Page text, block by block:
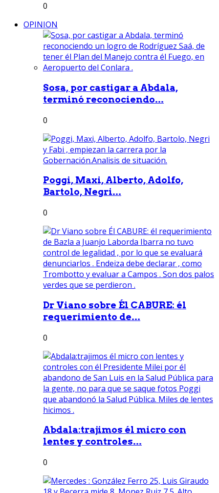
0
OPINION
Sosa, por castigar a Abdala,
terminó reconociendo...
0
Poggi, Maxi, Alberto, Adolfo,
Bartolo, Negri...
0
Dr Viano sobre Él CABURE: él
requerimiento de...
0
Abdala:trajimos él micro con
lentes y controles...
0